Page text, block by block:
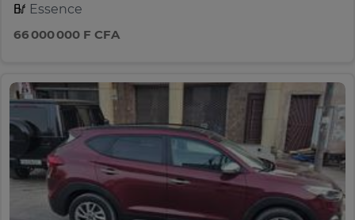
Essence
66 000 000 F CFA